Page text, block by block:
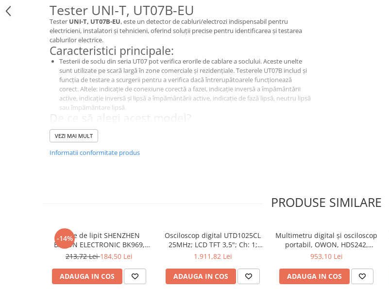
Tester UNI-T, UT07B-EU
Tester UNI-T, UT07B-EU, este un detector de cabluri/electrozi indispensabil pentru
electricieni, instalatori și tehnicieni, oferind soluții precise pentru identificarea și testarea
cablurilor electrice.
Caracteristici principale:
Testerii de soclu din seria UT07 pot verifica erorile de cablare a soclului. Aceste unelte
sunt utilizate pe scară largă în zone comerciale și rezidențiale. Testerele UT07B includ și
funcția de testare a scurgerii pentru a verifica dacă întrerupătoarele funcționează
corect. Altele: indicație de conexiune corectă a fazei, indicație inversă a împământării
active, indicație inversă și lipsă a împământării active, indicație de fază lipsă, neutru lipsă
sau împământare lipsă.
De ce să alegi acest model?
Datorită tehnologiei avansate,
chiar rezistenta de linie, oferind indicarea prezenței tensiunii pentru o utilizare
conductoarelor, localizarea întreruperilor de circuit.
Display
Diode led
Norma
CAT II 1000V, CAT III 600V,
EN 61010
Interval detectie tensiune
VEZI MAI MULT
Informatii conformitate produs
PRODUSE SIMILARE
-14%
Stație de lipit SHENZHEN
BAKON ELECTRONIC BK969,
200...480°C control analogic, cu
213,72 Lei184,50 Lei
ADAUGA IN COS
Osciloscop digital UTD1025CL
25MHz; LCD TFT 3,5"; Ch: 1;
250Msps; 12kpts compatibil cu
1.911,82 Lei
ADAUGA IN COS
Multimetru digital și osciloscop
portabil, OWON, HDS242,
200mV-1kV, 200mA-
953,10 Lei
ADAUGA IN COS